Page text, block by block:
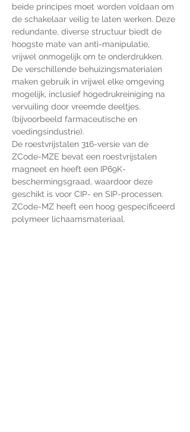
beide principes moet worden voldaan om
de schakelaar veilig te laten werken. Deze
redundante, diverse structuur biedt de
hoogste mate van anti-manipulatie,
vrijwel onmogelijk om te onderdrukken.
De verschillende behuizingsmaterialen
maken gebruik in vrijwel elke omgeving
mogelijk, inclusief hogedrukreiniging na
vervuiling door vreemde deeltjes.
(bijvoorbeeld farmaceutische en
voedingsindustrie).
De roestvrijstalen 316-versie van de
ZCode-MZE bevat een roestvrijstalen
magneet en heeft een IP69K-
beschermingsgraad, waardoor deze
geschikt is voor CIP- en SIP-processen.
ZCode-MZ heeft een hoog gespecificeerd
polymeer lichaamsmateriaal.